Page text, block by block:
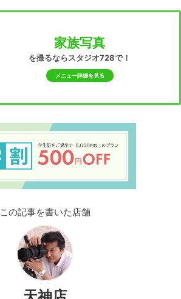
家族写真
を撮るならスタジオ728で！
メニュー詳細を見る
この記事を書いた店舗